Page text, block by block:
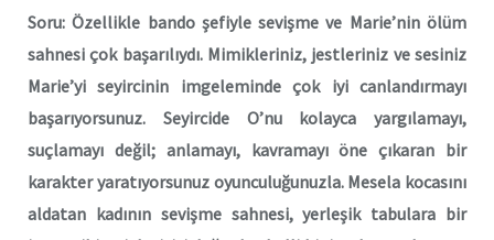
Soru: Özellikle bando şefiyle sevişme ve Marie’nin ölüm
sahnesi çok başarılıydı. Mimikleriniz, jestleriniz ve sesiniz
Marie’yi seyircinin imgeleminde çok iyi canlandırmayı
başarıyorsunuz. Seyircide O’nu kolayca yargılamayı,
suçlamayı değil; anlamayı, kavramayı öne çıkaran bir
karakter yaratıyorsunuz oyunculuğunuzla. Mesela kocasını
aldatan kadının sevişme sahnesi, yerleşik tabulara bir